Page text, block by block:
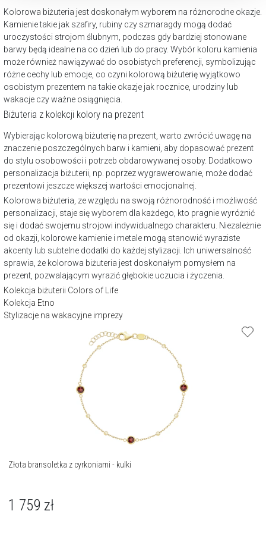
Kolorowa biżuteria jest doskonałym wyborem na różnorodne okazje.
Kamienie takie jak szafiry, rubiny czy szmaragdy mogą dodać
uroczystości strojom ślubnym, podczas gdy bardziej stonowane
barwy będą idealne na co dzień lub do pracy. Wybór koloru kamienia
może również nawiązywać do osobistych preferencji, symbolizując
różne cechy lub emocje, co czyni kolorową biżuterię wyjątkowo
osobistym prezentem na takie okazje jak rocznice, urodziny lub
wakacje czy ważne osiągnięcia.
Biżuteria z kolekcji kolory na prezent
Wybierając kolorową biżuterię na prezent, warto zwrócić uwagę na
znaczenie poszczególnych barw i kamieni, aby dopasować prezent
do stylu osobowości i potrzeb obdarowywanej osoby. Dodatkowo
personalizacja biżuterii, np. poprzez wygrawerowanie, może dodać
prezentowi jeszcze większej wartości emocjonalnej.
Kolorowa biżuteria, ze względu na swoją różnorodność i możliwość
personalizacji, staje się wyborem dla każdego, kto pragnie wyróżnić
się i dodać swojemu strojowi indywidualnego charakteru. Niezależnie
od okazji, kolorowe kamienie i metale mogą stanowić wyraziste
akcenty lub subtelne dodatki do każdej stylizacji. Ich uniwersalność
sprawia, że kolorowa biżuteria jest doskonałym pomysłem na
prezent, pozwalającym wyrazić głębokie uczucia i życzenia.
Kolekcja biżuterii Colors of Life
Kolekcja Etno
Stylizacje na wakacyjne imprezy
Złota bransoletka z cyrkoniami - kulki
1 759 zł